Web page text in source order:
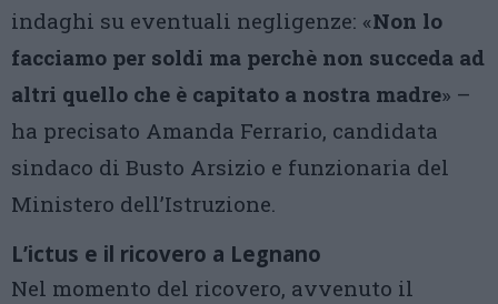
indaghi su eventuali negligenze: «Non lo
facciamo per soldi ma perchè non succeda ad
altri quello che è capitato a nostra madre» –
ha precisato Amanda Ferrario, candidata
sindaco di Busto Arsizio e funzionaria del
Ministero dell’Istruzione.
L’ictus e il ricovero a Legnano
Nel momento del ricovero, avvenuto il